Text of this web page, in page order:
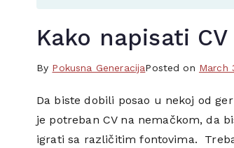
Kako napisati
By Pokusna GeneracijaPosted on March
T
g
g
e
Da biste dobili posao u nekoj od
je potreban CV na nemačkom, da
igrati sa različitim fontovima.